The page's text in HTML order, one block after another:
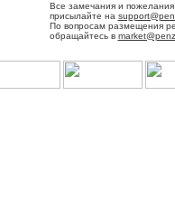
Все замечания и пожелания
присылайте на
По вопросам размещения
обращайтесь в